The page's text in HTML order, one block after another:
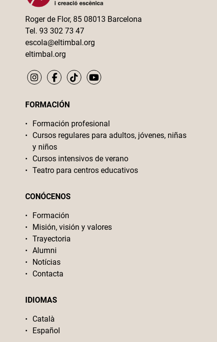
Roger de Flor, 85 08013 Barcelona
Tel. 93 302 73 47
escola@eltimbal.org
eltimbal.org
FORMACIÓN
Formación profesional
Cursos regulares para adultos, jóvenes, niñas
y niños
Cursos intensivos de verano
Teatro para centros educativos
CONÓCENOS
Formación
Misión, visión y valores
Trayectoria
Alumni
Notícias
Contacta
IDIOMAS
Català
Español